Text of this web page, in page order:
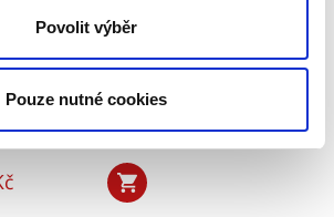
Povolit výběr
Pouze nutné cookies
,a kol.